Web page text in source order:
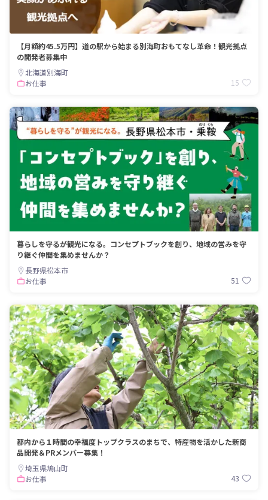
【月額約45.5万円】道の駅から始まる別海町おもてなし革命！観光拠点
の開発者募集中
北海道別海町
お仕事
15
暮らしを守るが観光になる。コンセプトブックを創り、地域の営みを守
り継ぐ仲間を集めませんか？
長野県松本市
お仕事
51
都内から１時間の幸福度トップクラスのまちで、特産物を活かした新商
品開発＆PRメンバー募集！
埼玉県鳩山町
お仕事
43